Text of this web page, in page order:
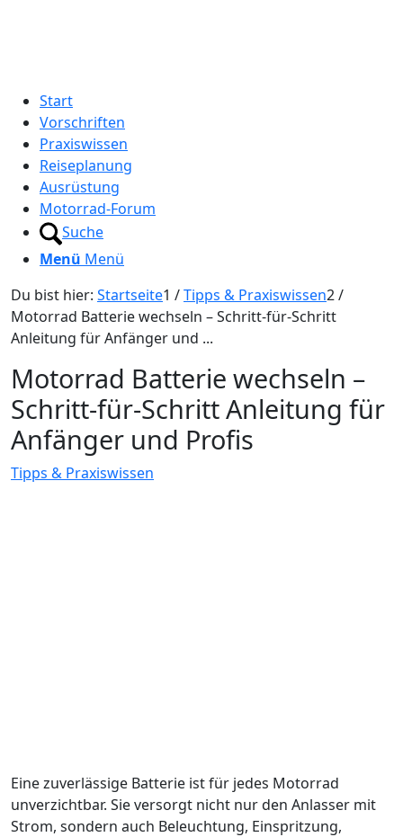
Start
Vorschriften
Praxiswissen
Reiseplanung
Ausrüstung
Motorrad-Forum
Suche
Menü Menü
Du bist hier: Startseite1 /Tipps & Praxiswissen2/
Motorrad Batterie wechseln – Schritt-für-Schritt
Anleitung für Anfänger und ...
Motorrad Batterie wechseln –
Schritt-für-Schritt Anleitung für
Anfänger und Profis
Tipps & Praxiswissen
Eine zuverlässige Batterie ist für jedes Motorrad
unverzichtbar. Sie versorgt nicht nur den Anlasser mit
Strom, sondern auch Beleuchtung, Einspritzung,